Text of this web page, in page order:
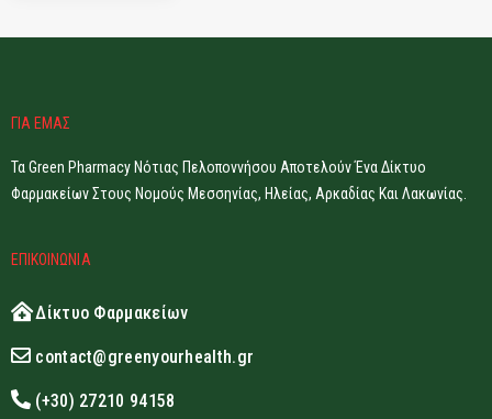
ΓΙΑ ΕΜΑΣ
Τα Green Pharmacy Νότιας Πελοποννήσου Αποτελούν Ένα Δίκτυο
Φαρμακείων Στους Νομούς Μεσσηνίας, Ηλείας, Αρκαδίας Και Λακωνίας.
ΕΠΙΚΟΙΝΩΝΙΑ
Δίκτυο Φαρμακείων
contact@greenyourhealth.gr
(+30) 27210 94158